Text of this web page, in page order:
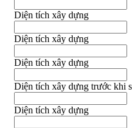
Diện tích xây dựng
Diện tích xây dựng
Diện tích xây dựng
Diện tích xây dựng trước khi
Diện tích xây dựng